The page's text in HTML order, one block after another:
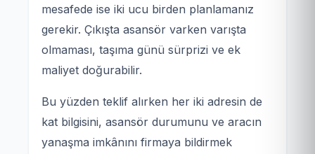
mesafede ise iki ucu birden planlamanız
gerekir. Çıkışta asansör varken varışta
olmaması, taşıma günü sürprizi ve ek
maliyet doğurabilir.
Bu yüzden teklif alırken her iki adresin de
kat bilgisini, asansör durumunu ve aracın
yanaşma imkânını firmaya bildirmek